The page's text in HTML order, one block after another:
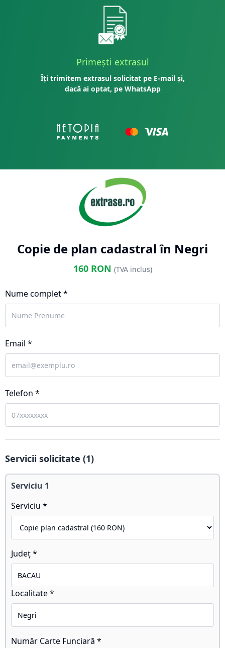
Primești extrasul
Îți trimitem extrasul solicitat pe E-mail și,
dacă ai optat, pe WhatsApp
Copie de plan cadastral în Negri
160RON (TVA inclus)
Nume complet *
Email *
Telefon *
Servicii solicitate (1)
Serviciu 1
Serviciu *
Județ *
Localitate *
Număr Carte Funciară *